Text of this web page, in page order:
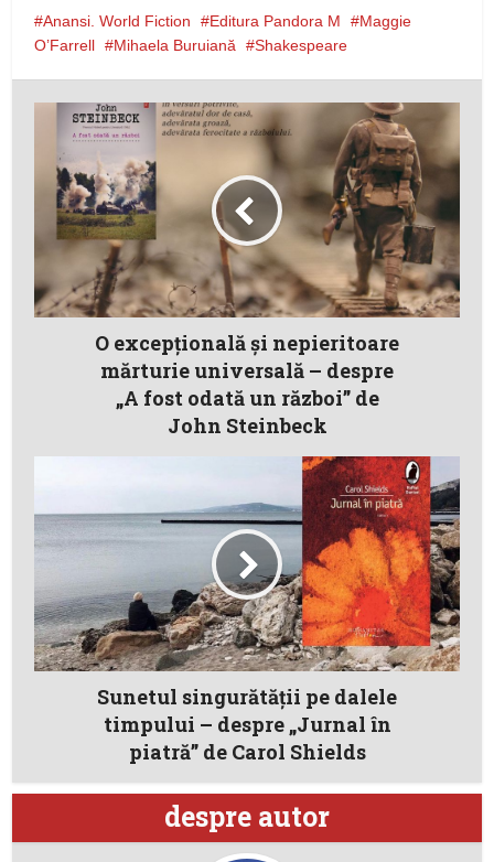
Anansi. World Fiction Editura Pandora M
Maggie
O’Farrell
Mihaela Buruiană Shakespeare
O excepţională şi nepieritoare
mărturie universală – despre
„A fost odată un război” de
John Steinbeck
Sunetul singurătății pe dalele
timpului – despre „Jurnal în
piatră” de Carol Shields
despre autor